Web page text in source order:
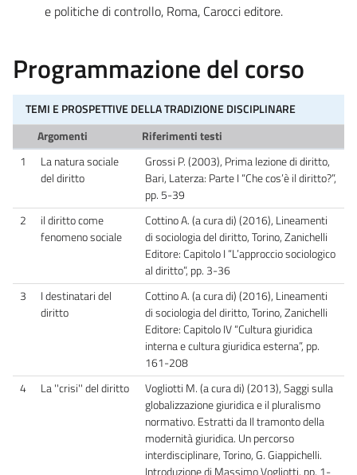
e politiche di controllo, Roma, Carocci editore.
Programmazione del corso
TEMI E PROSPETTIVE DELLA TRADIZIONE DISCIPLINARE
Argomenti
Riferimenti testi
1
La natura sociale
del diritto
Grossi P. (2003), Prima lezione di diritto,
Bari, Laterza: Parte I “Che cos’è il diritto?”,
pp. 5-39
2
il diritto come
fenomeno sociale
Cottino A. (a cura di) (2016), Lineamenti
di sociologia del diritto, Torino, Zanichelli
Editore: Capitolo I “L’approccio sociologico
al diritto”, pp. 3-36
3
I destinatari del
diritto
Cottino A. (a cura di) (2016), Lineamenti
di sociologia del diritto, Torino, Zanichelli
Editore: Capitolo IV “Cultura giuridica
interna e cultura giuridica esterna”, pp.
161-208
4
La ''crisi'' del diritto
Vogliotti M. (a cura di) (2013), Saggi sulla
globalizzazione giuridica e il pluralismo
normativo. Estratti da Il tramonto della
modernità giuridica. Un percorso
interdisciplinare, Torino, G. Giappichelli.